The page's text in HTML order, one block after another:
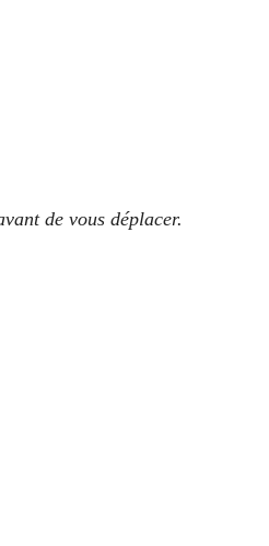
de vous déplacer.